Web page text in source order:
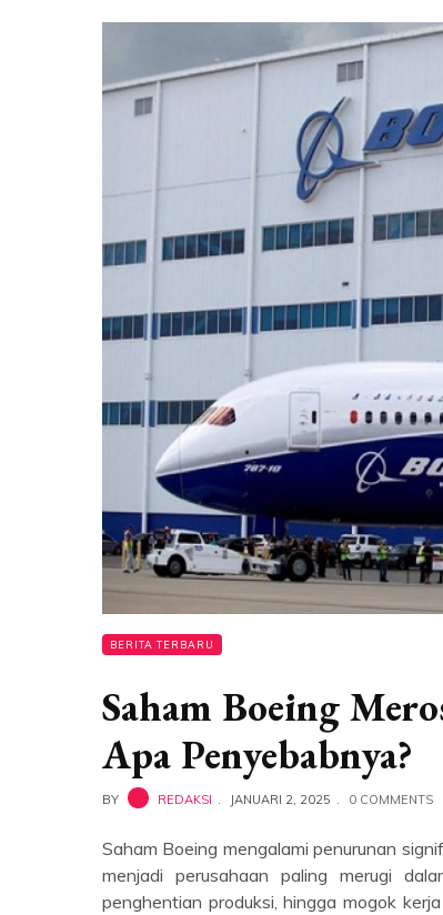
BERITA TERBARU
Saham Boeing
Apa Penyebabnya?
BY REDAKSI JANUARI 2, 2025 0 COMMENTS
Saham Boeing mengalami penurunan
menjadi perusahaan paling merugi
penghentian produksi, hingga mogok